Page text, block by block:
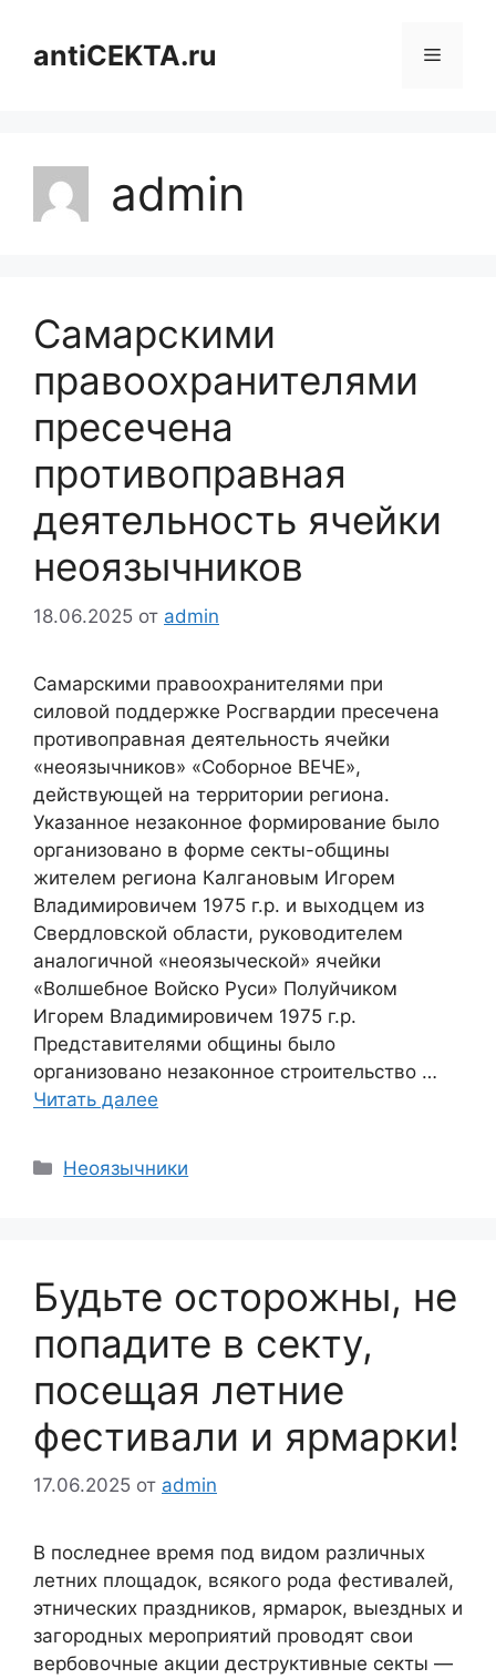
содержимому
antiCEKTA.ru Меню
admin
Самарскими
правоохранителями
пресечена
противоправная
деятельность ячейки
неоязычников
18.06.2025 от admin
Самарскими правоохранителями при
силовой поддержке Росгвардии пресечена
противоправная деятельность ячейки
«неоязычников» «Соборное ВЕЧЕ»,
действующей на территории региона.
Указанное незаконное формирование было
организовано в форме секты-общины
жителем региона Калгановым Игорем
Владимировичем 1975 г.р. и выходцем из
Свердловской области, руководителем
аналогичной «неоязыческой» ячейки
«Волшебное Войско Руси» Полуйчиком
Игорем Владимировичем 1975 г.р.
Представителями общины было
организовано незаконное строительство …
Читать далее
Рубрики
Неоязычники
Будьте осторожны, не
попадите в секту,
посещая летние
фестивали и ярмарки!
17.06.2025 от admin
В последнее время под видом различных
летних площадок, всякого рода фестивалей,
этнических праздников, ярмарок, выездных и
загородных мероприятий проводят свои
вербовочные акции деструктивные секты —